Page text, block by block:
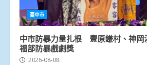
臺中市
中市防暴力量扎根 豐原鎌村、神岡
福部防暴戲劇獎
2026-08-08